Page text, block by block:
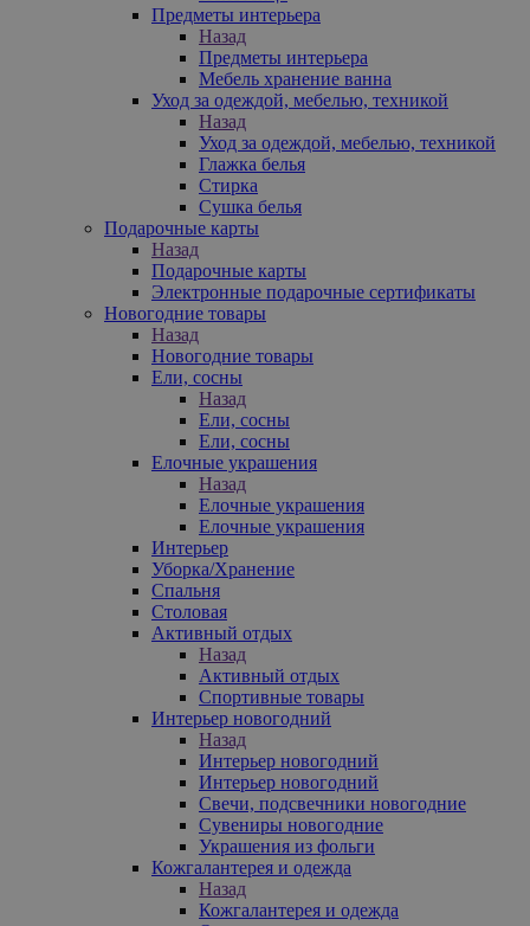
Предметы интерьера
Назад
Предметы интерьера
Мебель хранение ванна
Уход за одеждой, мебелью, техникой
Назад
Уход за одеждой, мебелью, техникой
Глажка белья
Стирка
Сушка белья
Подарочные карты
Назад
Подарочные карты
Электронные подарочные сертификаты
Новогодние товары
Назад
Новогодние товары
Ели, сосны
Назад
Ели, сосны
Ели, сосны
Елочные украшения
Назад
Елочные украшения
Елочные украшения
Интерьер
Уборка/Хранение
Спальня
Столовая
Активный отдых
Назад
Активный отдых
Спортивные товары
Интерьер новогодний
Назад
Интерьер новогодний
Интерьер новогодний
Свечи, подсвечники новогодние
Сувениры новогодние
Украшения из фольги
Кожгалантерея и одежда
Назад
Кожгалантерея и одежда